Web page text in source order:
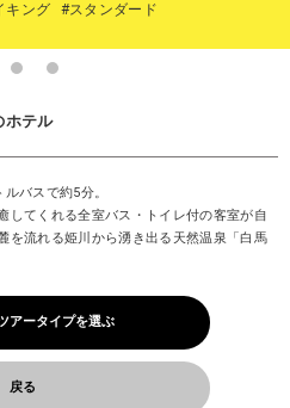
キング #スタンダード
ホテル
バスで約5分。
してくれる全室バス・トイレ付の客室が自
を流れる姫川から湧き出る天然温泉「白馬
アータイプを選ぶ
戻る